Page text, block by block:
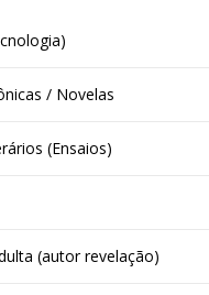
/ Novelas
(Ensaios)
(autor revelação)